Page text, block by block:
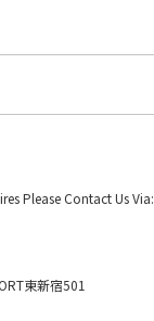
Please Contact Us Via:
東新宿501